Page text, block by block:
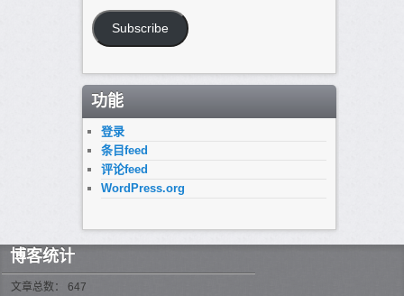
箱
地
Subscribe
功能
登录
条目feed
评论feed
WordPress.org
博客统计
文章总数： 647